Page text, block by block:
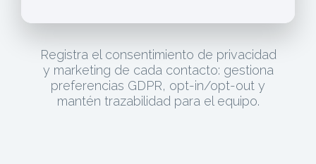
Registra el consentimiento de privacidad
y marketing de cada contacto: gestiona
preferencias GDPR, opt-in/opt-out y
mantén trazabilidad para el equipo.